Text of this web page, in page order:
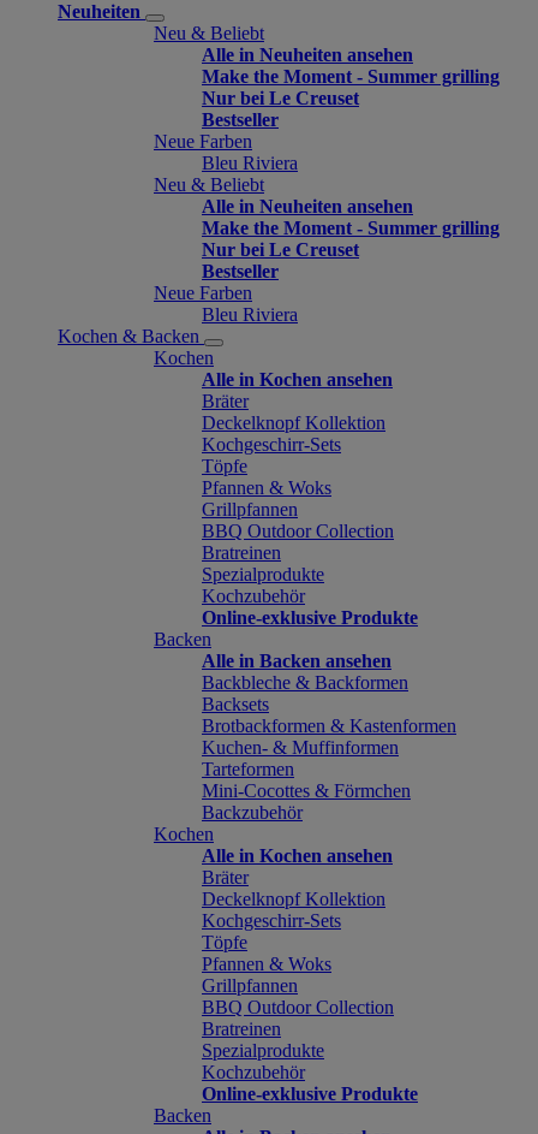
Neuheiten
Neu & Beliebt
Alle in Neuheiten ansehen
Make the Moment - Summer grilling
Nur bei Le Creuset
Bestseller
Neue Farben
Bleu Riviera
Neu & Beliebt
Alle in Neuheiten ansehen
Make the Moment - Summer grilling
Nur bei Le Creuset
Bestseller
Neue Farben
Bleu Riviera
Kochen & Backen
Kochen
Alle in Kochen ansehen
Bräter
Deckelknopf Kollektion
Kochgeschirr-Sets
Töpfe
Pfannen & Woks
Grillpfannen
BBQ Outdoor Collection
Bratreinen
Spezialprodukte
Kochzubehör
Online-exklusive Produkte
Backen
Alle in Backen ansehen
Backbleche & Backformen
Backsets
Brotbackformen & Kastenformen
Kuchen- & Muffinformen
Tarteformen
Mini-Cocottes & Förmchen
Backzubehör
Kochen
Alle in Kochen ansehen
Bräter
Deckelknopf Kollektion
Kochgeschirr-Sets
Töpfe
Pfannen & Woks
Grillpfannen
BBQ Outdoor Collection
Bratreinen
Spezialprodukte
Kochzubehör
Online-exklusive Produkte
Backen